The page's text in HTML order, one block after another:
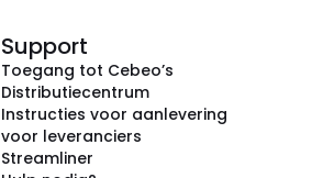
Support
Toegang tot Cebeo’s
Distributiecentrum
Instructies voor aanlevering
voor leveranciers
Streamliner